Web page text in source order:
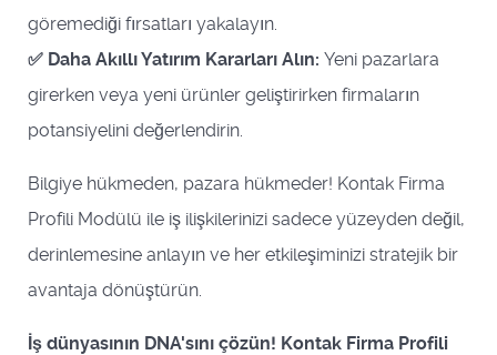
göremediği fırsatları yakalayın.
✅ Daha Akıllı Yatırım Kararları Alın: Yeni pazarlara
girerken veya yeni ürünler geliştirirken firmaların
potansiyelini değerlendirin.
Bilgiye hükmeden, pazara hükmeder! Kontak Firma
Profili Modülü ile iş ilişkilerinizi sadece yüzeyden değil,
derinlemesine anlayın ve her etkileşiminizi stratejik bir
avantaja dönüştürün.
İş dünyasının DNA'sını çözün! Kontak Firma Profili